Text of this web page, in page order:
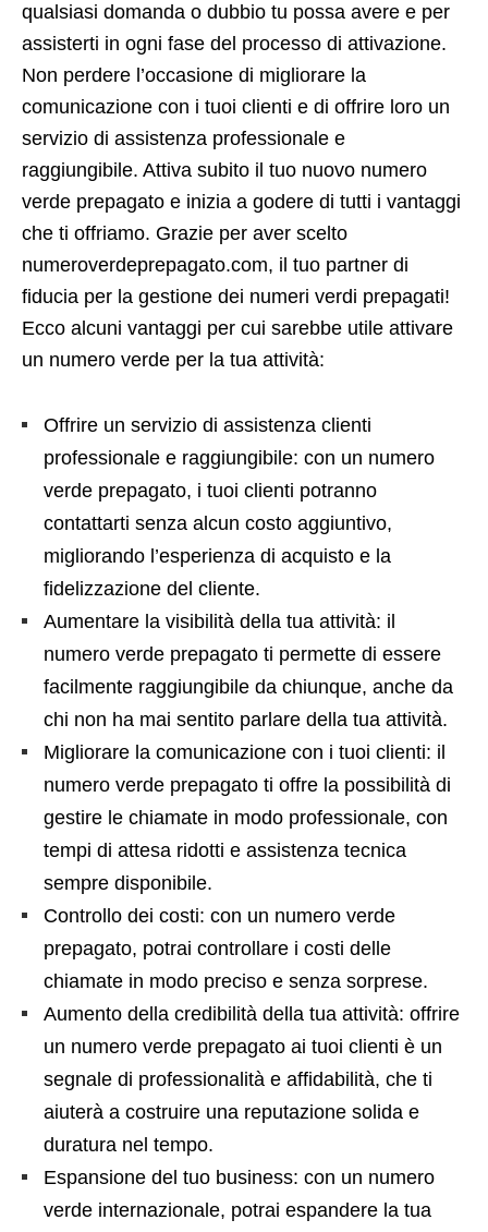
qualsiasi domanda o dubbio tu possa avere e per
assisterti in ogni fase del processo di attivazione.
Non perdere l’occasione di migliorare la
comunicazione con i tuoi clienti e di offrire loro un
servizio di assistenza professionale e
raggiungibile. Attiva subito il tuo nuovo numero
verde prepagato e inizia a godere di tutti i vantaggi
che ti offriamo. Grazie per aver scelto
numeroverdeprepagato.com, il tuo partner di
fiducia per la gestione dei numeri verdi prepagati!
Ecco alcuni vantaggi per cui sarebbe utile attivare
un numero verde per la tua attività:
Offrire un servizio di assistenza clienti
professionale e raggiungibile: con un numero
verde prepagato, i tuoi clienti potranno
contattarti senza alcun costo aggiuntivo,
migliorando l’esperienza di acquisto e la
fidelizzazione del cliente.
Aumentare la visibilità della tua attività: il
numero verde prepagato ti permette di essere
facilmente raggiungibile da chiunque, anche da
chi non ha mai sentito parlare della tua attività.
Migliorare la comunicazione con i tuoi clienti: il
numero verde prepagato ti offre la possibilità di
gestire le chiamate in modo professionale, con
tempi di attesa ridotti e assistenza tecnica
sempre disponibile.
Controllo dei costi: con un numero verde
prepagato, potrai controllare i costi delle
chiamate in modo preciso e senza sorprese.
Aumento della credibilità della tua attività: offrire
un numero verde prepagato ai tuoi clienti è un
segnale di professionalità e affidabilità, che ti
aiuterà a costruire una reputazione solida e
duratura nel tempo.
Espansione del tuo business: con un numero
verde internazionale, potrai espandere la tua